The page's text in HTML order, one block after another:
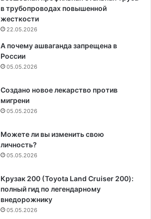
в трубопроводах повышенной
жесткости
22.05.2026
А почему ашваганда запрещена в
России
05.05.2026
Создано новое лекарство против
мигрени
05.05.2026
Можете ли вы изменить свою
личность?
05.05.2026
Крузак 200 (Toyota Land Cruiser 200):
полный гид по легендарному
внедорожнику
05.05.2026